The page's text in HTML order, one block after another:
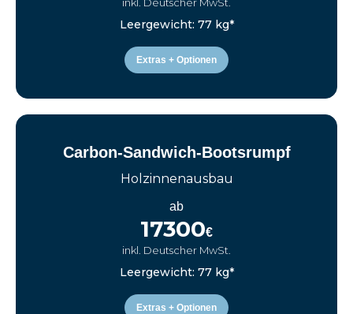
Leergewicht: 77 kg*
Extras + Optionen
Carbon-Sandwich-Bootsrumpf
Holzinnenausbau
ab
17300€
inkl. Deutscher MwSt.
Leergewicht: 77 kg*
Extras + Optionen